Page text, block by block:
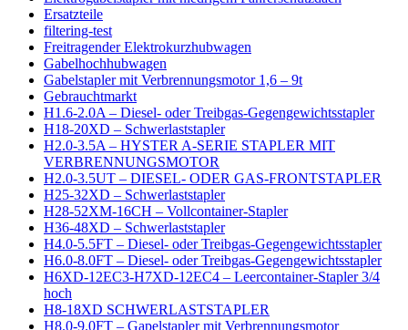
Ersatzteile
filtering-test
Freitragender Elektrokurzhubwagen
Gabelhochhubwagen
Gabelstapler mit Verbrennungsmotor 1,6 – 9t
Gebrauchtmarkt
H1.6-2.0A – Diesel- oder Treibgas-Gegengewichtsstapler
H18-20XD – Schwerlaststapler
H2.0-3.5A – HYSTER A-SERIE STAPLER MIT
VERBRENNUNGSMOTOR
H2.0-3.5UT – DIESEL- ODER GAS-FRONTSTAPLER
H25-32XD – Schwerlaststapler
H28-52XM-16CH – Vollcontainer-Stapler
H36-48XD – Schwerlaststapler
H4.0-5.5FT – Diesel- oder Treibgas-Gegengewichtsstapler
H6.0-8.0FT – Diesel- oder Treibgas-Gegengewichtsstapler
H6XD-12EC3-H7XD-12EC4 – Leercontainer-Stapler 3/4
hoch
H8-18XD SCHWERLASTSTAPLER
H8.0-9.0FT – Gapelstapler mit Verbrennungsmotor